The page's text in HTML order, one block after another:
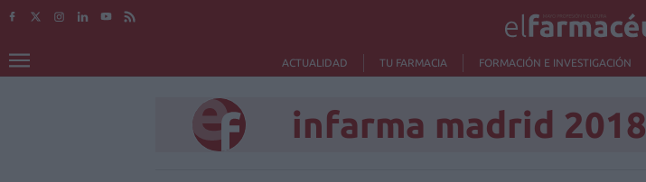
ACTUALIDAD TU FARMACIA FORMACIÓN E INVESTIGACIÓN
infarma madrid 2018